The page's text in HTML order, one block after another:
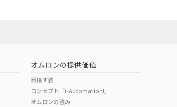
オムロンの提供価値
目指す姿
コンセプト「i-Automation!」
オムロンの強み